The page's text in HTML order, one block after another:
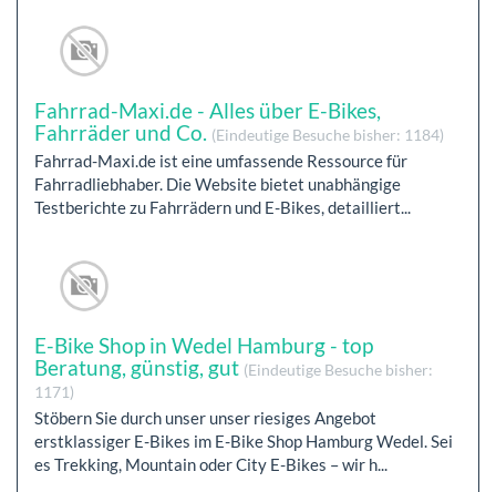
Fahrrad-Maxi.de - Alles über E-Bikes,
Fahrräder und Co. (Eindeutige Besuche bisher: 1184)
Fahrrad-Maxi.de ist eine umfassende Ressource für
Fahrradliebhaber. Die Website bietet unabhängige
Testberichte zu Fahrrädern und E-Bikes, detailliert...
E-Bike Shop in Wedel Hamburg - top
Beratung, günstig, gut (Eindeutige Besuche bisher:
1171)
Stöbern Sie durch unser unser riesiges Angebot
erstklassiger E-Bikes im E-Bike Shop Hamburg Wedel. Sei
es Trekking, Mountain oder City E-Bikes – wir h...